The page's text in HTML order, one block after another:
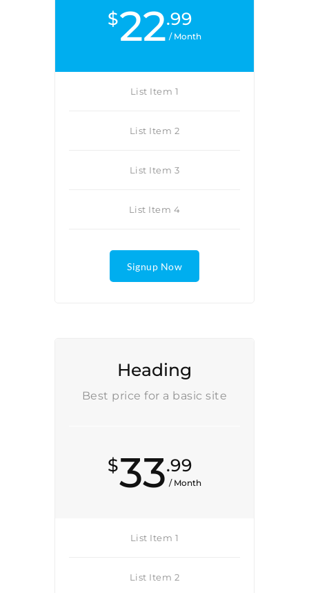
$22.99
/ Month
List Item 1
List Item 2
List Item 3
List Item 4
Signup Now
Heading
Best price for a basic site
$33.99
/ Month
List Item 1
List Item 2